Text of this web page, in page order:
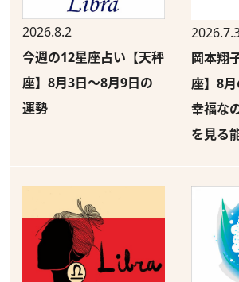
2026.8.2
今週の12星座占い【天秤
座】8月3日～8月9日の
運勢
岡本翔
座】8
幸福な
を見る